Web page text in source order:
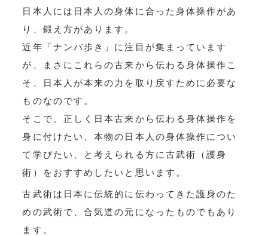
日本人には日本人の身体に合った身体操作があ
り、鍛え方があります。
近年「ナンバ歩き」に注目が集まっています
が、まさにこれらの古来から伝わる身体操作こ
そ、日本人が本来の力を取り戻すために必要な
ものなのです。
そこで、正しく日本古来から伝わる身体操作を
身に付けたい、本物の日本人の身体操作につい
て学びたい、と考えられる方に古武術（護身
術）をおすすめしたいと思います。
古武術は日本に伝統的に伝わってきた護身のた
めの武術で、合気道の元になったものでもあり
ます。